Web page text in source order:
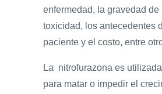
enfermedad, la gravedad de
toxicidad, los antecedentes
paciente y el costo, entre
La nitrofurazona es
para matar o impedir el